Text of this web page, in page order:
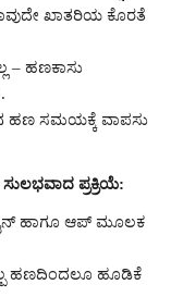
ಖಾತರಿಯ ಕೊರತೆ
ಹಣಕಾಸು
ಹಣ ಸಮಯಕ್ಕೆ ವಾಪಸು
ಪ್ರಕ್ರಿಯೆ:
ಹಾಗೂ ಆಪ್ ಮೂಲಕ
ಹಣದಿಂದಲೂ ಹೂಡಿಕೆ